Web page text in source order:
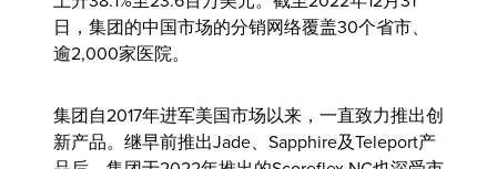
日，集团的中国市场的分销网络覆盖30个省市、
逾2,000家医院。
集团自2017年进军美国市场以来，一直致力推出创
新产品。继早前推出Jade、Sapphire及Teleport产